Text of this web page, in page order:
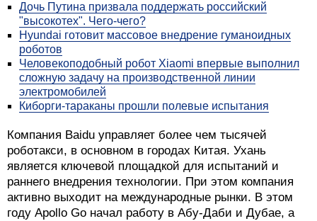
Дочь Путина призвала поддержать российский
"высокотех". Чего-чего?
Hyundai готовит массовое внедрение гуманоидных
роботов
Человекоподобный робот Xiaomi впервые выполнил
сложную задачу на производственной линии
электромобилей
Киборги-тараканы прошли полевые испытания
Компания Baidu управляет более чем тысячей
роботакси, в основном в городах Китая. Ухань
является ключевой площадкой для испытаний и
раннего внедрения технологии. При этом компания
активно выходит на международные рынки. В этом
году Apollo Go начал работу в Абу-Даби и Дубае, а